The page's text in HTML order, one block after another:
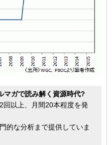
マガで読み解く資源時代?
回以上、月間20本程度を発
的な分析まで提供していま